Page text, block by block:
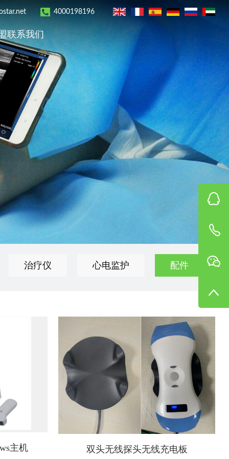
4000198196
联系我们
治疗仪 心电监护 配件
主机 双头无线探头无线充电板